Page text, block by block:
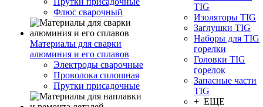
Флюс сварочный
Материалы для сварки
алюминия и его сплавов
Электроды сварочные
Проволока сплошная
Прутки присадочные
TIG
Изоляторы TIG
Заглушки TIG
Наборы для TIG
горелки
Головки TIG
горелок
Запасные части
TIG
+ ЕЩЕ